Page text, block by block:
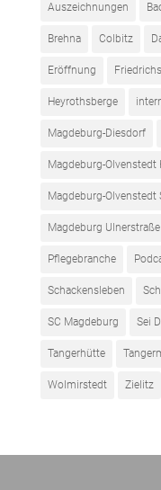
Auszeichnungen
Brehna Colbitz
Eröffnung
Heyrothsberge
Magdeburg-Diesdorf
Magdeburg-Olvenstedt
Magdeburg-Olvenstedt
Magdeburg Ulnerstraße
Pflegebranche
Schackensleben
SC Magdeburg Sei
Tangerhütte
Wolmirstedt Zielitz